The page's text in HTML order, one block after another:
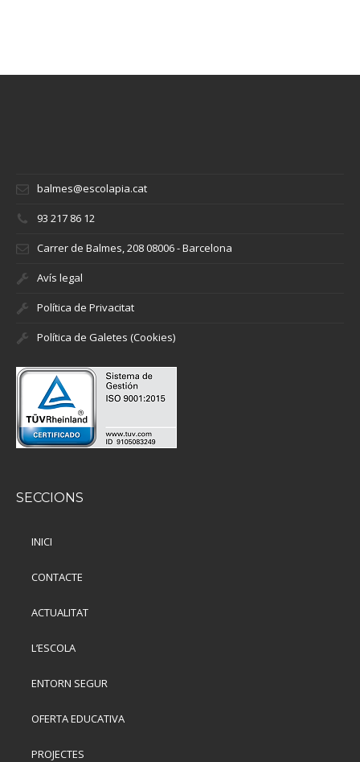
balmes@escolapia.cat
93 217 86 12
Carrer de Balmes, 208 08006 - Barcelona
Avís legal
Política de Privacitat
Política de Galetes (Cookies)
SECCIONS
INICI
CONTACTE
ACTUALITAT
L’ESCOLA
ENTORN SEGUR
OFERTA EDUCATIVA
PROJECTES